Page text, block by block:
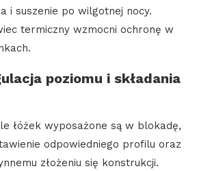
i suszenie po wilgotnej nocy.
termiczny wzmocni ochronę w
poziomu i składania
łóżek wyposażone są w blokadę,
odpowiedniego profilu oraz
złożeniu się konstrukcji.